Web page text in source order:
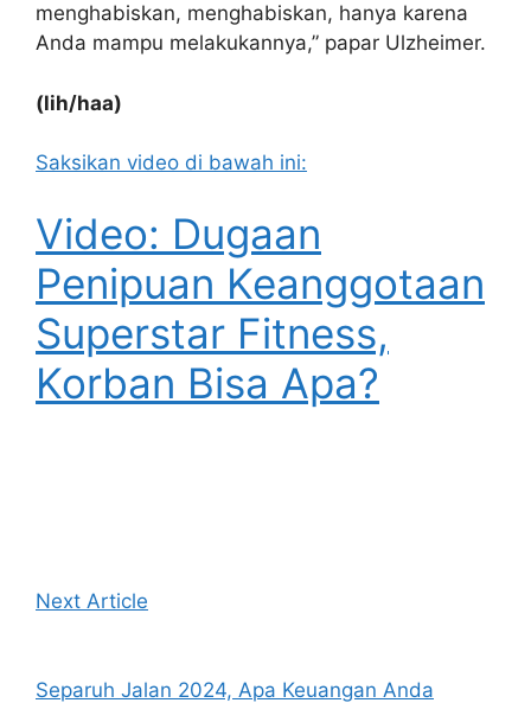
menghabiskan, menghabiskan, hanya karena
Anda mampu melakukannya,” papar Ulzheimer.
(lih/haa)
Saksikan video di bawah ini:
Video: Dugaan
Penipuan Keanggotaan
Superstar Fitness,
Korban Bisa Apa?
Next Article
Separuh Jalan 2024, Apa Keuangan Anda